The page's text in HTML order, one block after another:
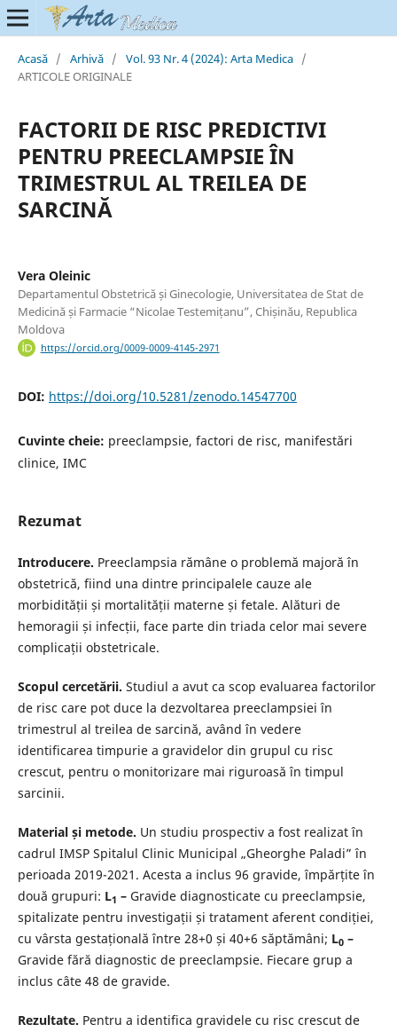
Acasă / Arhivă / Vol. 93 Nr. 4 (2024): Arta Medica /
ARTICOLE ORIGINALE
FACTORII DE RISC PREDICTIVI
PENTRU PREECLAMPSIE ÎN
TRIMESTRUL AL TREILEA DE
SARCINĂ
Vera Oleinic
Departamentul Obstetrică și Ginecologie, Universitatea de Stat de
Medicină și Farmacie “Nicolae Testemițanu”, Chișinău, Republica
Moldova
https://orcid.org/0009-0009-4145-2971
DOI: https://doi.org/10.5281/zenodo.14547700
Cuvinte cheie: preeclampsie, factori de risc, manifestări
clinice, IMC
Rezumat
Introducere. Preeclampsia rămâne o problemă majoră în
obstetrică, fiind una dintre principalele cauze ale
morbidității și mortalității materne și fetale. Alături de
hemoragii și infecții, face parte din triada celor mai severe
complicații obstetricale.
Scopul cercetării. Studiul a avut ca scop evaluarea factorilor
de risc care pot duce la dezvoltarea preeclampsiei în
trimestrul al treilea de sarcină, având în vedere
identificarea timpurie a gravidelor din grupul cu risc
crescut, pentru o monitorizare mai riguroasă în timpul
sarcinii.
Material și metode. Un studiu prospectiv a fost realizat în
cadrul IMSP Spitalul Clinic Municipal „Gheorghe Paladi” în
perioada 2019-2021. Acesta a inclus 96 gravide, împărțite în
două grupuri: L1 – Gravide diagnosticate cu preeclampsie,
spitalizate pentru investigații și tratament aferent condiției,
cu vârsta gestațională între 28+0 și 40+6 săptămâni; L0–
Gravide fără diagnostic de preeclampsie. Fiecare grup a
inclus câte 48 de gravide.
Rezultate. Pentru a identifica gravidele cu risc crescut de